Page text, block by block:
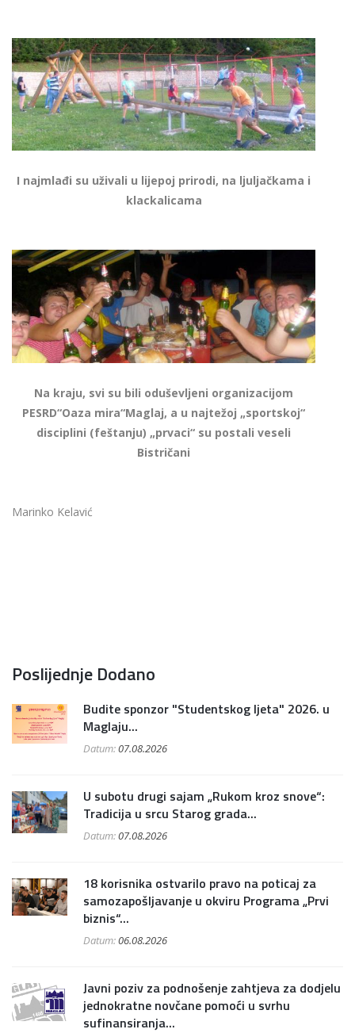
I najmlađi su uživali u lijepoj prirodi, na ljuljačkama i
klackalicama
Na kraju, svi su bili oduševljeni organizacijom
PESRD“Oaza mira“Maglaj, a u najtežoj „sportskoj“
disciplini (feštanju) „prvaci“ su postali veseli
Bistričani
Marinko Kelavić
Poslijednje Dodano
Budite sponzor "Studentskog ljeta" 2026. u
Maglaju...
Datum:07.08.2026
U subotu drugi sajam „Rukom kroz snove“:
Tradicija u srcu Starog grada...
Datum:07.08.2026
18 korisnika ostvarilo pravo na poticaj za
samozapošljavanje u okviru Programa „Prvi
biznis“...
Datum:06.08.2026
Javni poziv za podnošenje zahtjeva za dodjelu
jednokratne novčane pomoći u svrhu
sufinansiranja...